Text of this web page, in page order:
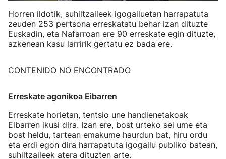
Horren ildotik, suhiltzaileek igogailuetan harrapatuta
zeuden 253 pertsona erreskatatu behar izan dituzte
Euskadin, eta Nafarroan ere 90 erreskate egin dituzte,
azkenean kasu larririk gertatu ez bada ere.
CONTENIDO NO ENCONTRADO
Erreskate agonikoa Eibarren
Erreskate horietan, tentsio une handienetakoak
Eibarren ikusi dira. Izan ere, bost urteko sei ume eta
bost heldu, tartean emakume haurdun bat, hiru ordu
eta erdi egon dira harrapatuta igogailu publiko batean,
suhiltzaileek atera dituzten arte.